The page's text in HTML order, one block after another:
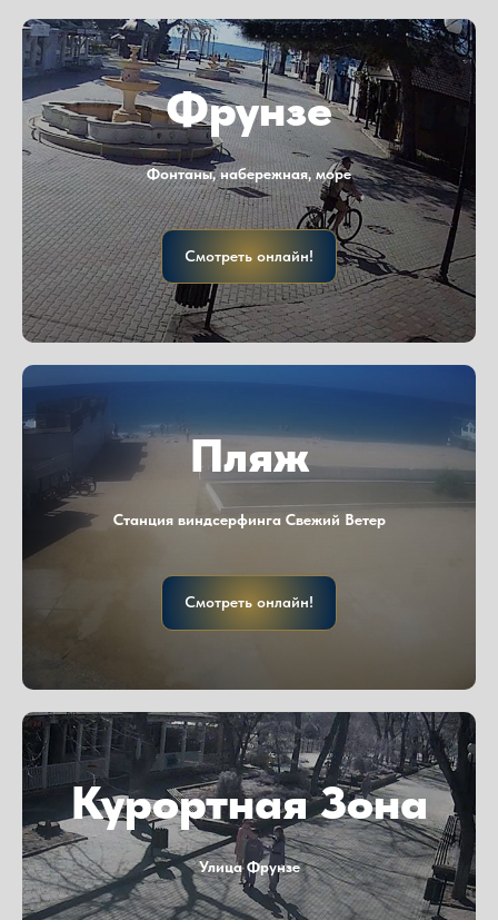
Фрунзе
Фонтаны, набережная, море
Смотреть онлайн!
Пляж
Станция виндсерфинга Свежий Ветер
Смотреть онлайн!
Курортная Зона
Улица Фрунзе